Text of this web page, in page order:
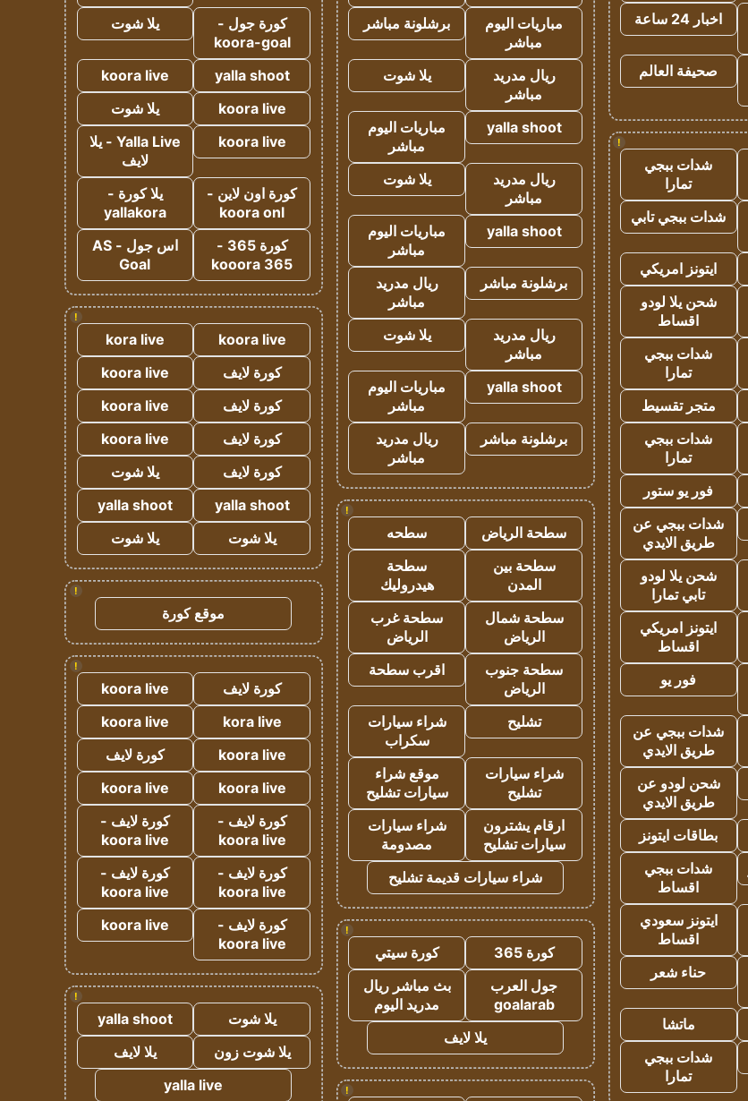
اخبار 24 ساعة
صحيفة العالم
!
شدات ببجي
تمارا
شدات ببجي تابي
ايتونز امريكي
شحن يلا لودو
اقساط
شدات ببجي
تمارا
متجر تقسيط
شدات ببجي
تمارا
فور يو ستور
شدات ببجي عن
طريق الايدي
شحن يلا لودو
تابي تمارا
ايتونز امريكي
اقساط
فور يو
شدات ببجي عن
طريق الايدي
شحن لودو عن
طريق الايدي
بطاقات ايتونز
شدات ببجي
اقساط
ايتونز سعودي
اقساط
حناء شعر
ماتشا
شدات ببجي
تمارا
مباريات اليوم
مباشر
برشلونة مباشر
ريال مدريد
مباشر
يلا شوت
yalla shoot
مباريات اليوم
مباشر
ريال مدريد
مباشر
يلا شوت
yalla shoot
مباريات اليوم
مباشر
برشلونة مباشر
ريال مدريد
مباشر
ريال مدريد
مباشر
يلا شوت
yalla shoot
مباريات اليوم
مباشر
برشلونة مباشر
ريال مدريد
مباشر
!
سطحة الرياض
سطحه
سطحة بين
المدن
سطحة
هيدروليك
سطحة شمال
الرياض
سطحة غرب
الرياض
سطحة جنوب
الرياض
اقرب سطحة
تشليح
شراء سيارات
سكراب
شراء سيارات
تشليح
موقع شراء
سيارات تشليح
ارقام يشترون
سيارات تشليح
شراء سيارات
مصدومة
شراء سيارات قديمة تشليح
!
كورة 365
كورة سيتي
جول العرب
goalarab
بث مباشر ريال
مدريد اليوم
يلا لايف
!
كورة جول -
koora-goal
يلا شوت
yalla shoot
koora live
koora live
يلا شوت
koora live
Yalla Live - يلا
لايف
كورة اون لاين -
koora onl
يلا كورة -
yallakora
كورة 365 -
kooora 365
اس جول - AS
Goal
!
koora live
kora live
كورة لايف
koora live
كورة لايف
koora live
كورة لايف
koora live
كورة لايف
يلا شوت
yalla shoot
yalla shoot
يلا شوت
يلا شوت
!
موقع كورة
!
كورة لايف
koora live
kora live
koora live
koora live
كورة لايف
koora live
koora live
كورة لايف -
koora live
كورة لايف -
koora live
كورة لايف -
koora live
كورة لايف -
koora live
كورة لايف -
koora live
koora live
!
يلا شوت
yalla shoot
يلا شوت زون
يلا لايف
yalla live